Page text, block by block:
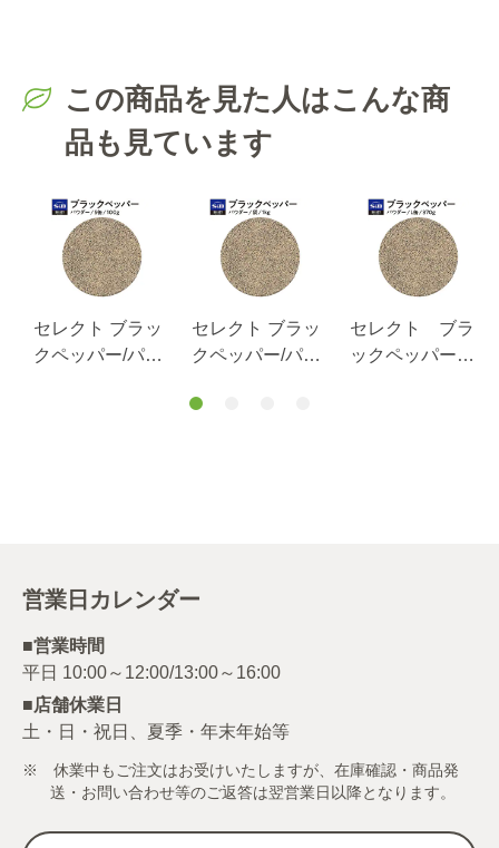
この商品を見た人はこんな商
品も見ています
セレクト ブラッ
クペッパー/パウ
セレクト ブラッ
クペッパー/パウ
セレクト ブラ
ックペッパー
営業日カレンダー
■営業時間
■店舗休業日
土・日・祝日、夏季・年末年始等
※ 休業中もご注文はお受けいたしますが、在庫確認・商品発
送・お問い合わせ等のご返答は翌営業日以降となります。